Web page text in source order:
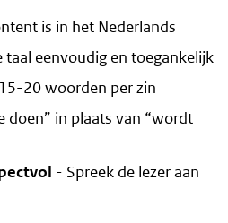
is in het Nederlands
taal eenvoudig en toegankelijk
20 woorden per zin
doen” in plaats van “wordt
- Spreek de lezer aan